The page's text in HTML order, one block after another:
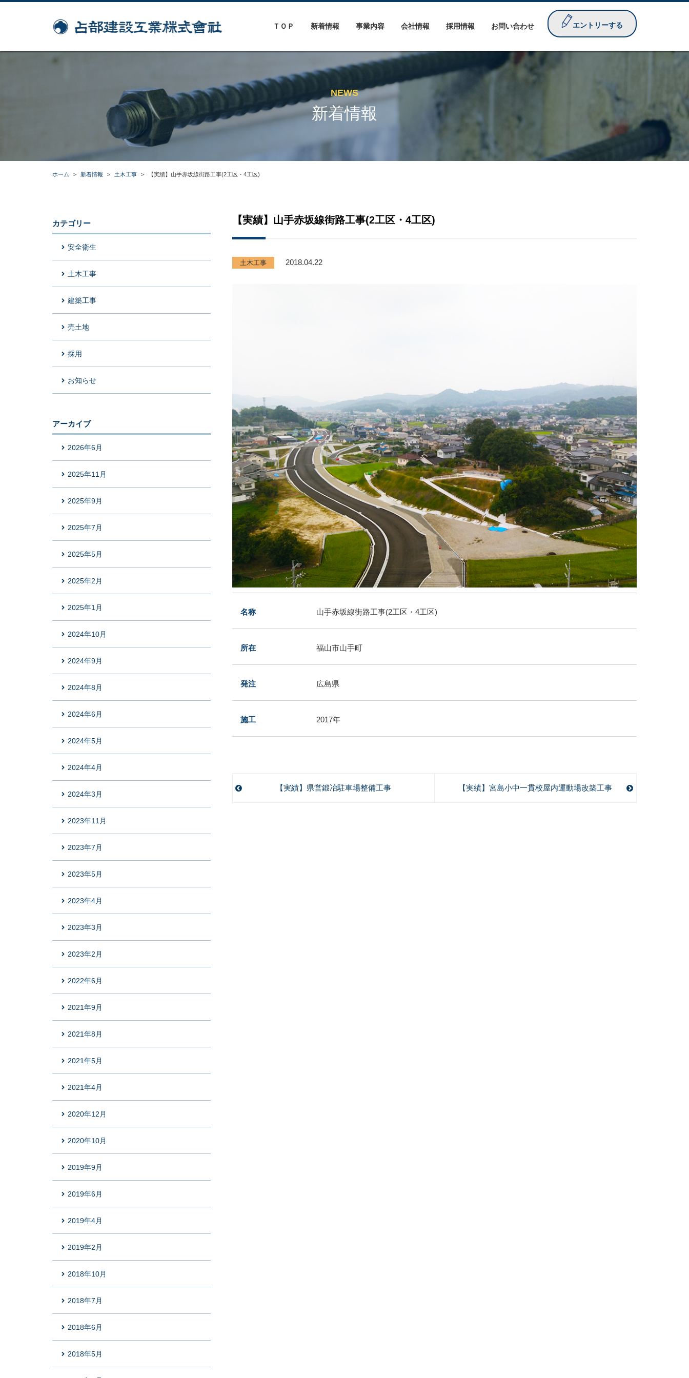
ＴＯＰ 新着情報 事業内容 会社情報 採用情報 お問い合わせ エントリーする
NEWS
新着情報
ホーム > 新着情報 > 土木工事 > 【実績】山手赤坂線街路工事(2工区・4工区)
【実績】山手赤坂線街路工事(2工区・4工区)
土木工事 2018.04.22
名称 山手赤坂線街路工事(2工区・4工区)
所在 福山市山手町
発注 広島県
施工 2017年
【実績】県営鍛冶駐車場整備工事 【実績】宮島小中一貫校屋内運動場改築工事
カテゴリー
安全衛生
土木工事
建築工事
売土地
採用
お知らせ
アーカイブ
2026年6月
2025年11月
2025年9月
2025年7月
2025年5月
2025年2月
2025年1月
2024年10月
2024年9月
2024年8月
2024年6月
2024年5月
2024年4月
2024年3月
2023年11月
2023年7月
2023年5月
2023年4月
2023年3月
2023年2月
2022年6月
2021年9月
2021年8月
2021年5月
2021年4月
2020年12月
2020年10月
2019年9月
2019年6月
2019年4月
2019年2月
2018年10月
2018年7月
2018年6月
2018年5月